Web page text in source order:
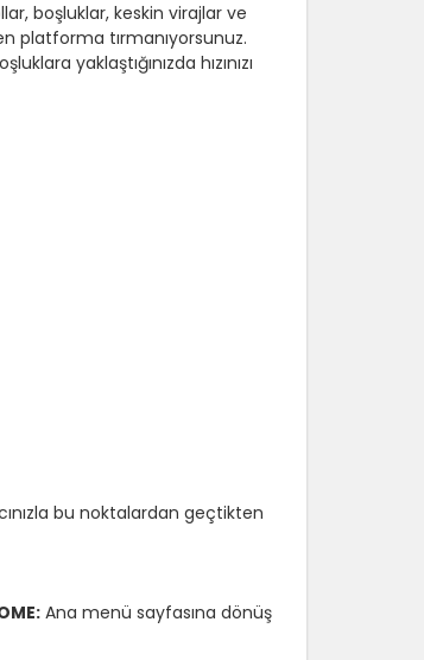
boşluklar, keskin virajlar ve
platforma tırmanıyorsunuz.
yaklaştığınızda hızınızı
bu noktalardan geçtikten
Ana menü sayfasına dönüş